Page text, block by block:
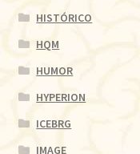
HISTÓRICO
HQM
HUMOR
HYPERION
ICEBRG
IMAGE